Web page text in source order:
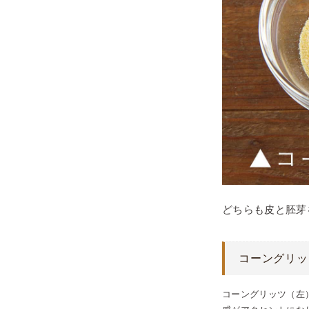
どちらも皮と胚
コーングリ
コーングリッツ（